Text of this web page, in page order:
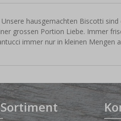
hausgemachten Biscotti
grossen Portion Liebe. Immer
immer nur in kleinen Mengen